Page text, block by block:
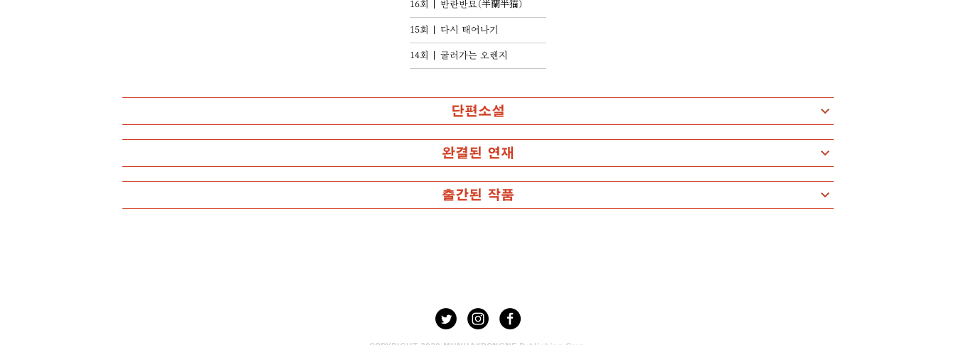
16회 반란반묘(半蘭半猫)
15회 다시 태어나기
14회 굴러가는 오렌지
단편소설
완결된 연재
출간된 작품